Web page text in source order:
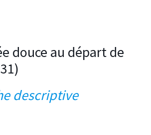
douce au départ de
descriptive